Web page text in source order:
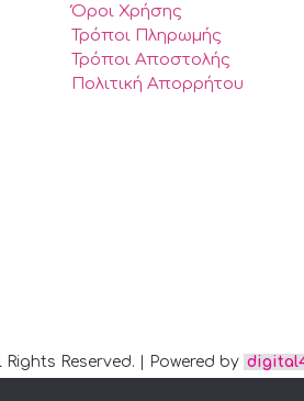
Όροι Χρήσης
Τρόποι Πληρωμής
Τρόποι Αποστολής
Πολιτική Απορρήτου
Reserved. | Powered by